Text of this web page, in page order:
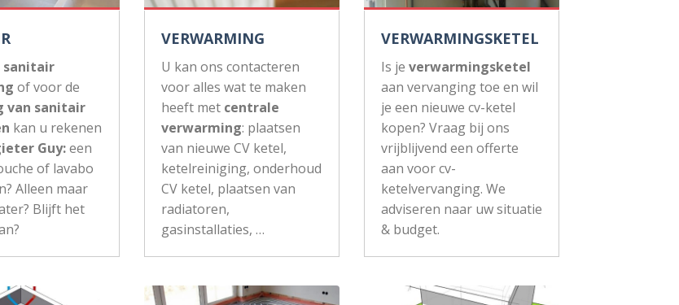
sanitair
of voor de
van sanitair
kan u rekenen
Guy:een
of lavabo
Alleen maar
Blijft het
VERWARMING
U kan ons contacteren
voor alles wat te maken
heeft met centrale
verwarming: plaatsen
van nieuwe CV ketel,
ketelreiniging, onderhoud
CV ketel, plaatsen van
radiatoren,
gasinstallaties, …
VERWARMINGSKETEL
Is je verwarmingsketel
aan vervanging toe en wil
je een nieuwe cv-ketel
kopen? Vraag bij ons
vrijblijvend een offerte
aan voor cv-
ketelvervanging. We
adviseren naar uw situatie
& budget.